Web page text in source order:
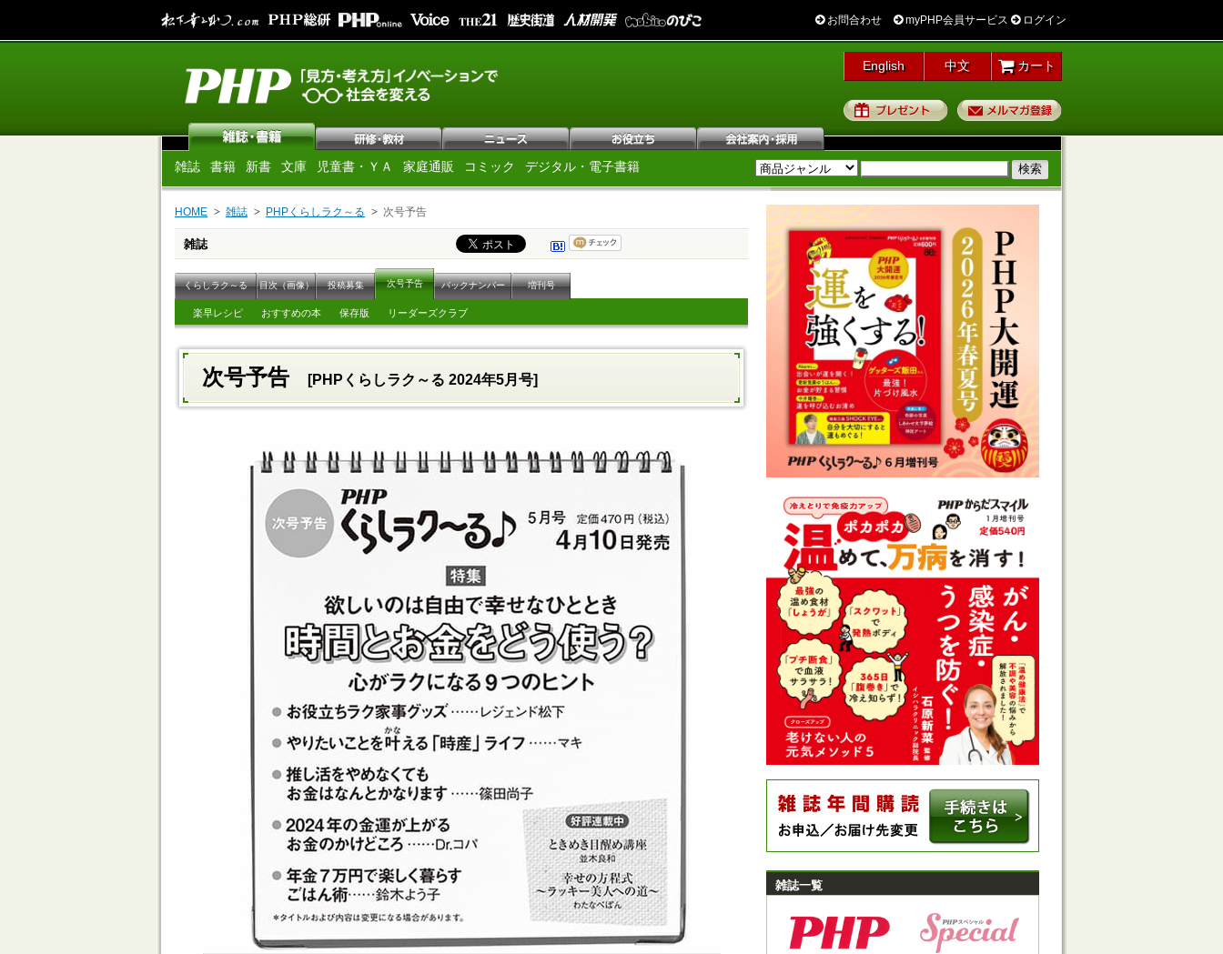
お問合わせ myPHP会員サービス ログイン
English 中文 カート
プレゼント
雑誌 書籍 新書 文庫 児童書・ＹＡ 家庭通販 コミック デジタル・電子書籍
HOME 雑誌 PHPくらしラク～る 次号予告
雑誌
くらしラク～る 目次（画像） 投稿募集 次号予告 バックナンバー 増刊号
楽早レシピ おすすめの本 保存版 リーダーズクラブ
次号予告 [PHPくらしラク～る 2024年5月号]
雑誌一覧